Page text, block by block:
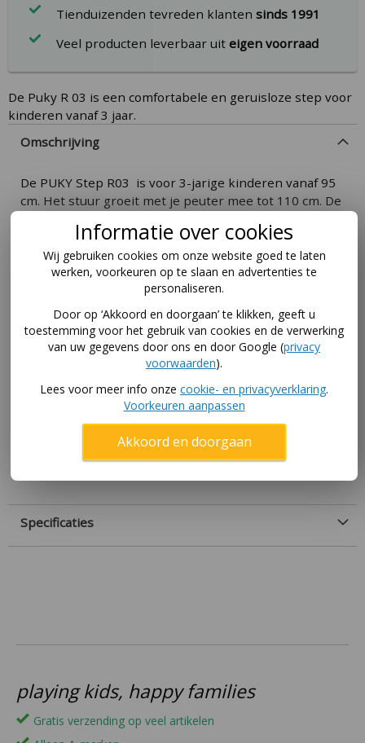
Tienduizenden tevreden klantensinds 1991
Veel producten leverbaar uiteigen voorraad
De Puky R 03 is een comfortabele en geruisloze step voor
kinderen vanaf 3 jaar.
Omschrijving
De PUKY Step R03 is voor 3-jarige kinderen vanaf 95
cm. Het stuur groeit met je peuter mee tot 110 cm. De
geruisloos. Het kogelgelagerde stuur en de wielen
hebben een lage rolweerstand en een lange
levensduur. Door de stootvaste coating is het niet erg
dat je peuter net tegen het hek aan zit met de step.
Beide voeten passen op de antislip treeplank.
Je kind ontwikkelt gevoel voor snelheid, sturen en
remmen. De voetrem zorgt ervoor dat ze hun
snelheid kunnen reguleren. Door de handgrepen en
kinsbescherming is het extra veilig om te steppen.
Het spatbord houdt de benen van je peuter droog als
ze door een plas water rijden!
Als je opzoek bent naar een step met luchtbanden
Specificaties
playing kids, happy families
Gratis verzending op veel artikelen
Informatie over cookies
Wij gebruiken cookies om onze website goed te laten
werken, voorkeuren op te slaan en advertenties te
personaliseren.
Door op ‘Akkoord en doorgaan’ te klikken, geeft u
toestemming voor het gebruik van cookies en de verwerking
van uw gegevens door ons en door Google (privacy
voorwaarden).
Lees voor meer info onze cookie- en privacyverklaring.
Voorkeuren aanpassen
Akkoord en doorgaan